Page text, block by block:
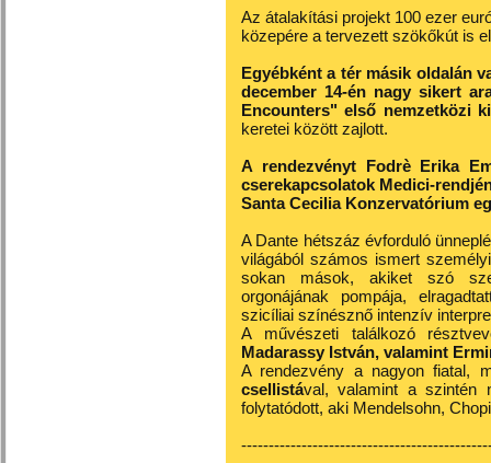
Az átalakítási projekt 100 ezer
közepére a tervezett szökőkút is
Egyébként a tér másik oldalán
december 14-én nagy sikert
Encounters" első nemzetközi
keretei között zajlott.
A rendezvényt Fodrè Erika
cserekapcsolatok Medici-
Santa Cecilia Konzervatórium
A Dante hétszáz évforduló
világából számos ismert
sokan mások, akiket szó
orgonájának pompája,
szicíliai színésznő intenzív
A művészeti találkozó
Madarassy István, valamint
A rendezvény a nagyon fiatal,
csellistával, valamint a szintén
folytatódott, aki Mendelsohn,